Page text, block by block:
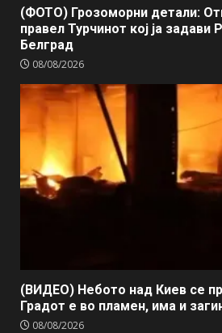
(ФОТО) Грозоморни детали:
правел Турчинот кој ја задави
Белград
08/08/2026
(ВИДЕО) Небото над Киев се
Градот е во пламен, има и
08/08/2026